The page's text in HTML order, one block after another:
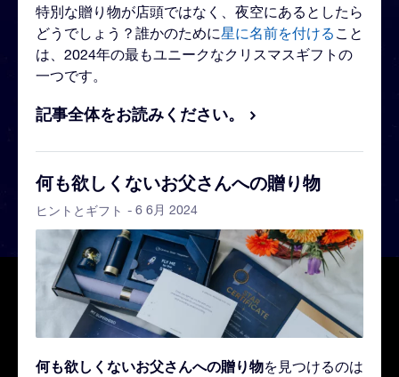
特別な贈り物が店頭ではなく、夜空にあるとしたら
どうでしょう？誰かのために星に名前を付ける こと
は、2024年の最もユニークなクリスマスギフトの
一つです。
記事全体をお読みください。
何も欲しくないお父さんへの贈り物
ヒントとギフト - 6 6月 2024
何も欲しくないお父さんへの贈り物を見つけるのは